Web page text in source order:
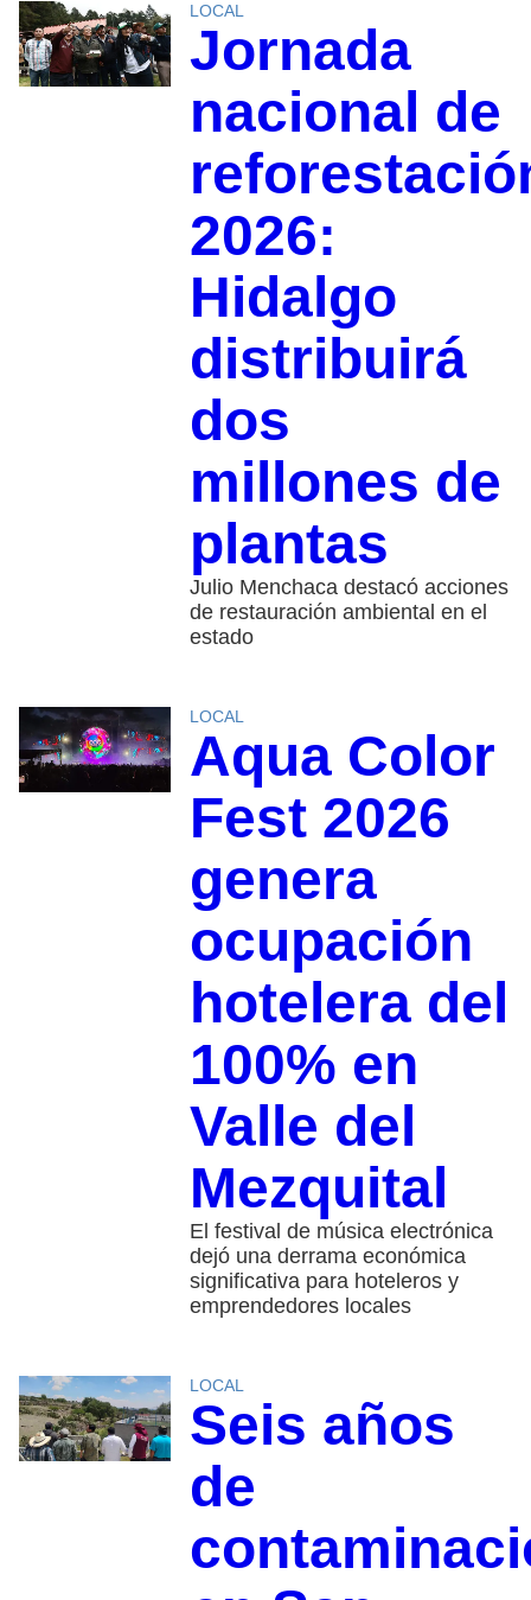
LOCAL
Jornada
nacional de
2026:
Hidalgo
distribuirá
dos
millones de
plantas
Julio Menchaca destacó acciones
de restauración ambiental en el
estado
LOCAL
Aqua Color
Fest 2026
genera
ocupación
hotelera del
100% en
Valle del
Mezquital
El festival de música electrónica
dejó una derrama económica
significativa para hoteleros y
emprendedores locales
LOCAL
Seis años
de